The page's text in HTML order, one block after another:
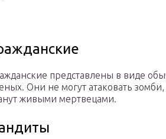
представлены в виде
Они не могут атаковать
живыми мертвецами.